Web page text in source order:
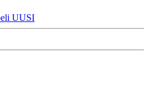
UUSI